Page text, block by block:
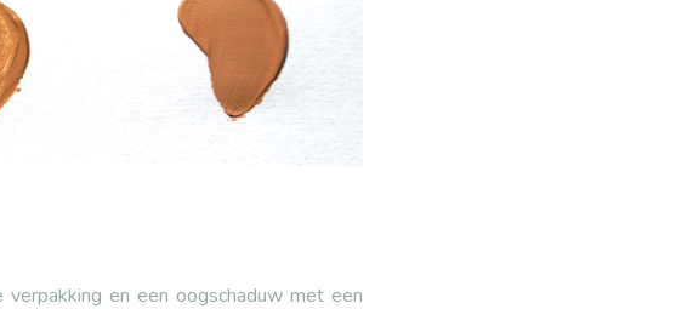
en een oogschaduw met een